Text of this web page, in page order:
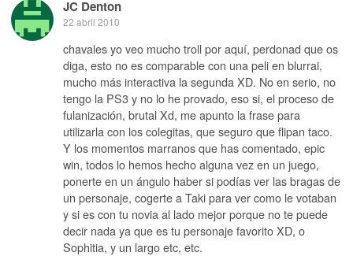
JC Denton
22 abril 2010
chavales yo veo mucho troll por aquí, perdonad que os
diga, esto no es comparable con una peli en blurrai,
mucho más interactiva la segunda XD. No en serio, no
tengo la PS3 y no lo he provado, eso si, el proceso de
fulanización, brutal Xd, me apunto la frase para
utilizarla con los colegitas, que seguro que flipan taco.
Y los momentos marranos que has comentado, epic
win, todos lo hemos hecho alguna vez en un juego,
ponerte en un ángulo haber si podías ver las bragas de
un personaje, cogerte a Taki para ver como le votaban
y si es con tu novia al lado mejor porque no te puede
decir nada ya que es tu personaje favorito XD, o
Sophitia, y un largo etc, etc.